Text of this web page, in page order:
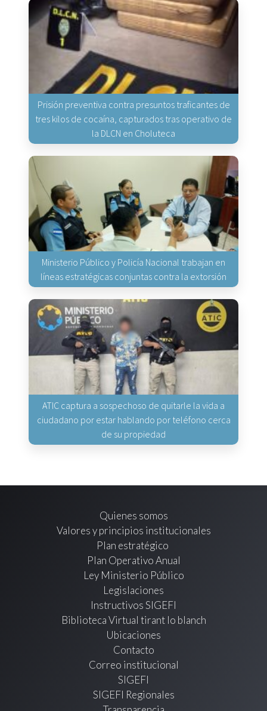
Prisión preventiva contra presuntos traficantes de
tres kilos de cocaína, capturados tras operativo de
la DLCN en Choluteca
Ministerio Público y Policía Nacional trabajan en
líneas estratégicas conjuntas contra la extorsión
ATIC captura a sospechoso de quitarle la vida a
ciudadano por estar hablando por teléfono cerca
de su propiedad
Quienes somos
Valores y principios institucionales
Plan estratégico
Plan Operativo Anual
Ley Ministerio Público
Legislaciones
Instructivos SIGEFI
Biblioteca Virtual tirant lo blanch
Ubicaciones
Contacto
Correo institucional
SIGEFI
SIGEFI Regionales